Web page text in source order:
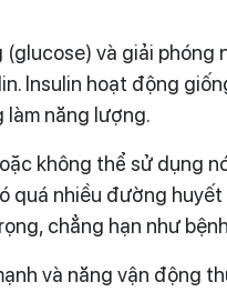
và giải phóng
Insulin hoạt động
năng lượng.
không thể sử dụng
quá nhiều đường
chẳng hạn như
và năng vận động